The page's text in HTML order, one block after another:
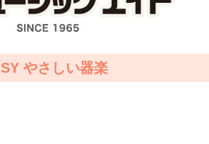
SY やさしい器楽